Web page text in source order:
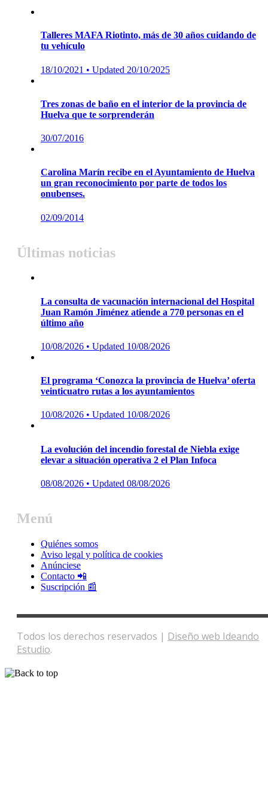
Talleres MAFA Riotinto, más de 30 años cuidando de
tu vehículo
Posted
18/10/2021 • Updated 20/10/2025
Tres zonas de baño en el interior de la provincia de
Huelva que te sorprenderán
Posted
30/07/2016
Carolina Marín recibe en el Ayuntamiento de Huelva
un gran reconocimiento por parte de todos los
onubenses.
Posted
02/09/2014
Últimas noticias
La consulta de vacunación internacional del Hospital
Juan Ramón Jiménez atiende a 770 personas en el
último año
Posted
10/08/2026 • Updated 10/08/2026
El programa ‘Conozca la provincia de Huelva’ oferta
veinticuatro rutas a los ayuntamientos
Posted
10/08/2026 • Updated 10/08/2026
La evolución del incendio forestal de Niebla exige
elevar a situación operativa 2 el Plan Infoca
Posted
08/08/2026 • Updated 08/08/2026
Menú
Quiénes somos
Aviso legal y política de cookies
Anúnciese
Contacto 📲
Suscripción 📰
Todos los derechos reservados | Diseño web Ideando
Estudio.